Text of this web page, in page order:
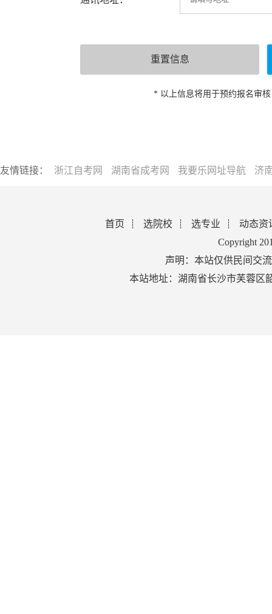
* 以上信息将用于预约报名审
友情链接： 浙江自考网 湖南省成考网 我要乐网址导航 济
首页 选院校 选专业
动态资
Copyright
声明：本站仅供民间交
本站地址：湖南省长沙市芙蓉区